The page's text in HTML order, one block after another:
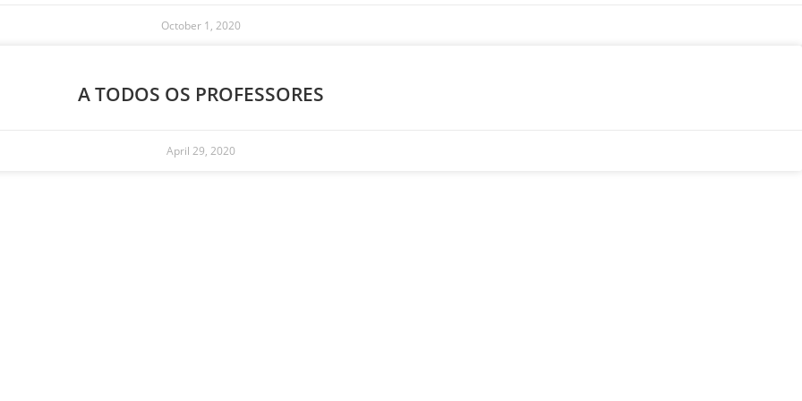
October 1, 2020
A TODOS OS PROFESSORES
April 29, 2020